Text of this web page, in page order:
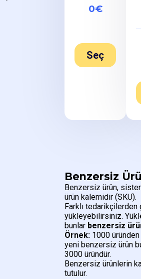
0€
Seç
Benzersiz
Benzersiz ürün,
ürün kalemidir (SKU).
Farklı
yükleyebilirsiniz.
bunlar benzersiz
Örnek: 1000
yeni benzersiz ürün
3000 üründür.
Benzersiz ürünlerin
tutulur.